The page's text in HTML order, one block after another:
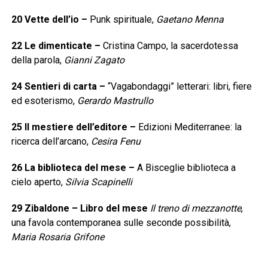
20 Vette dell’io – Punk spirituale, Gaetano Menna
22 Le dimenticate – Cristina Campo, la sacerdotessa
della parola, Gianni Zagato
24 Sentieri di carta– “Vagabondaggi” letterari: libri, fiere
ed esoterismo, Gerardo Mastrullo
25 Il mestiere dell’editore – Edizioni Mediterranee: la
ricerca dell’arcano, Cesira Fenu
26 La biblioteca del mese – A Bisceglie biblioteca a
cielo aperto, Silvia Scapinelli
29 Zibaldone – Libro del mese Il treno di mezzanotte,
una favola contemporanea sulle seconde possibilità,
Maria Rosaria Grifone